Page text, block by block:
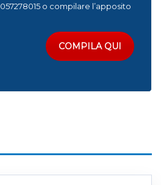
057278015o compilare l’apposito
COMPILA QUI